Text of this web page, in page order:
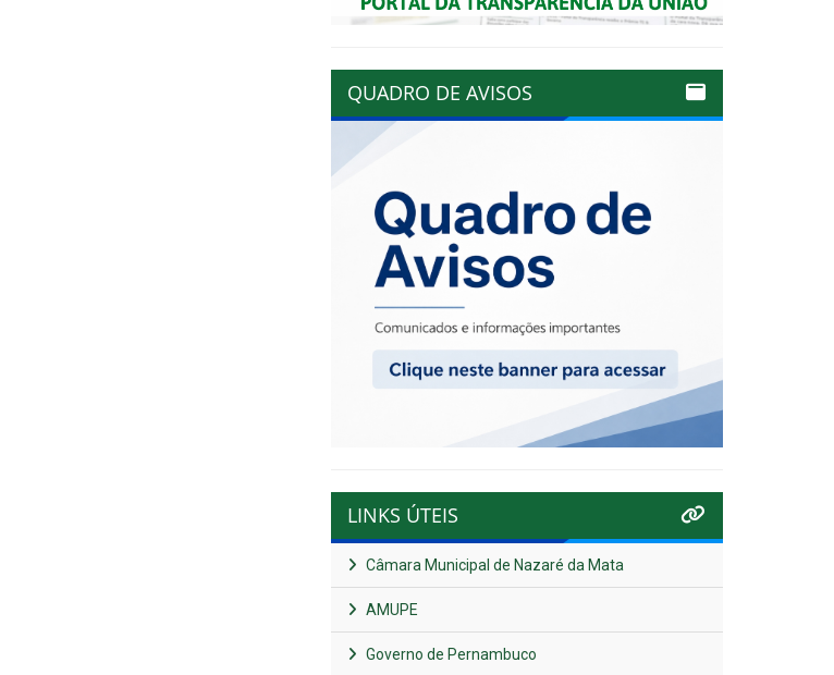
QUADRO DE AVISOS
LINKS ÚTEIS
Câmara Municipal de Nazaré da Mata
AMUPE
Governo de Pernambuco